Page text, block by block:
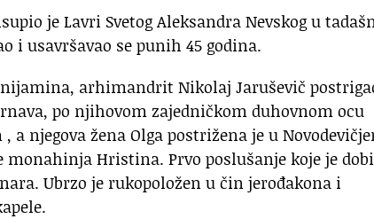
je Lavri Svetog Aleksandra Nevskog u
i usavršavao se punih 45 godina.
arhimandrit Nikolaj Jaruševič
po njihovom zajedničkom duhovnom ocu
a njegova žena Olga postrižena je u
Hristina. Prvo poslušanje koje je
Ubrzo je rukopoložen u čin jerođakona i